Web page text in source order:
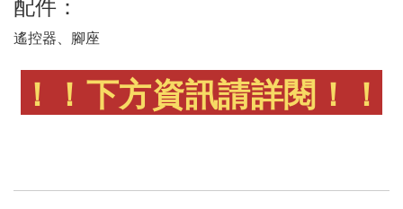
遙控器、腳座
！！下方資訊請詳閱！！